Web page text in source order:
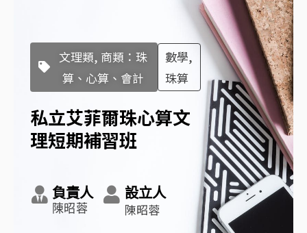
文理類, 商類：珠
算、心算、會計
數學,
珠算
私立艾菲爾珠心算文
理短期補習班
負責人
陳昭蓉
設立人
陳昭蓉